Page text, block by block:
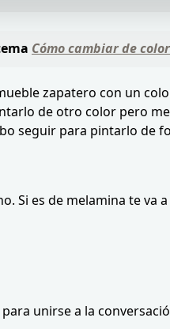
Cómo cambiar de
zapatero con un
de otro color pero
seguir para pintarlo de
Si es de melamina te
para unirse a la